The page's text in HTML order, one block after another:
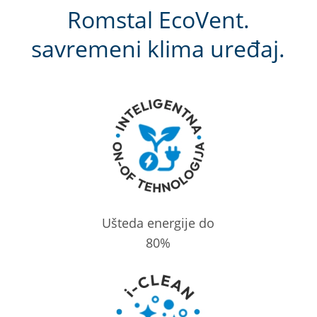
Romstal EcoVent.
savremeni klima uređaj.
Ušteda energije do
80%